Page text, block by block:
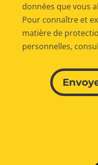
données que vous
Pour connaître et
matière de
personnelles,